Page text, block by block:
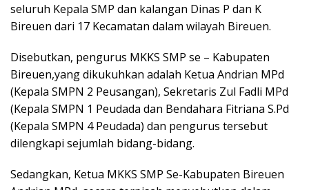
seluruh Kepala SMP dan kalangan Dinas P dan K
Bireuen dari 17 Kecamatan dalam wilayah Bireuen.
Disebutkan, pengurus MKKS SMP se – Kabupaten
Bireuen,yang dikukuhkan adalah Ketua Andrian MPd
(Kepala SMPN 2 Peusangan), Sekretaris Zul Fadli MPd
(Kepala SMPN 1 Peudada dan Bendahara Fitriana S.Pd
(Kepala SMPN 4 Peudada) dan pengurus tersebut
dilengkapi sejumlah bidang-bidang.
Sedangkan, Ketua MKKS SMP Se-Kabupaten Bireuen